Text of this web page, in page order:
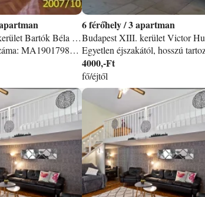
Budapest XI. kerület Bartók Béla út apartman
Regisztráció száma: MA19017984 Foglalható: min. 4 éjszaka Szállás jellemzői: 2-szobás-apartman/43 m2, max. 4 fő FEKVÉSE: budai oldalon, a Móricz Zsigmond körtér metrómegállónál, az Allee bevásárlóközpont szomszédságában, liftes téglaépület hatodik emeletén. ELHELYEZÉS: két külön bejáratú, utcára néző szobában. A nagyobb szoba erkélyes. Mindkét szobában franciaágy. Parkettás szobák. Konyha és étkező. Fürdőszoba/WC. Központi fűtés. Szolgáltatások: Villanytűzhely Hűtőszekrény Mikrohullámú sütő Kenyérpirító Grillsütő Vízforraló Tea/Kávéfőző Étkészlet Evőeszköz Edénykészlet Vasaló Vasalódeszka TV/Rádió WiFi INTERNET Hívást fogadó telefon Ébresztőóra Mosógép Hajszárító Ágynemű Törülközők Végső takarítás Rezsi költségek Parkolási lehetőség: ALLEE bevásárló központ mélygarázsában 300 m-re, térítéssel.
6 /3 apartman
4000,-Ft
fő/éjtől